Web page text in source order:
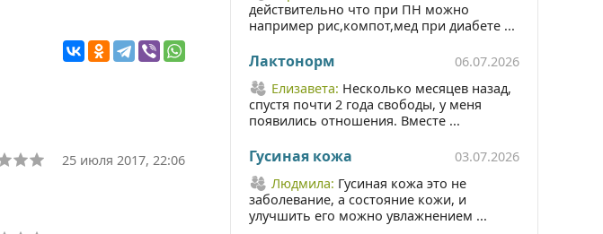
25 июля 2017, 22:06
действительно что при ПН можно
например рис,компот,мед при диабете ...
Лактонорм
06.07.2026
Елизавета: Несколько месяцев назад,
спустя почти 2 года свободы, у меня
появились отношения. Вместе ...
Гусиная кожа
03.07.2026
Людмила: Гусиная кожа это не
заболевание, а состояние кожи, и
улучшить его можно увлажнением ...